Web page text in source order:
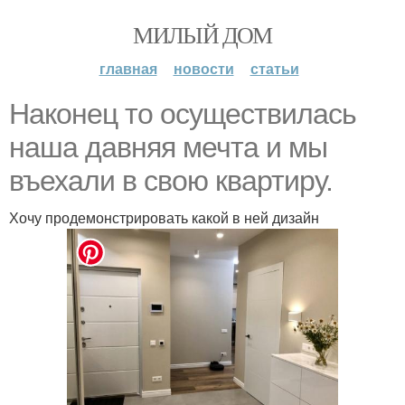
МИЛЫЙ ДОМ
главная новости статьи
Наконец то осуществилась
наша давняя мечта и мы
въехали в свою квартиру.
Хочу продемонстрировать какой в ней дизайн